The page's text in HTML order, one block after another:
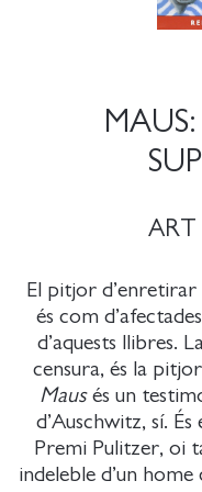
ART
El pitjor d’enretirar
és com
d’aquests llibres.
censura, és la
Mausés un
d’Auschwitz, sí.
Premi Pulitzer, oi
indeleble d’un